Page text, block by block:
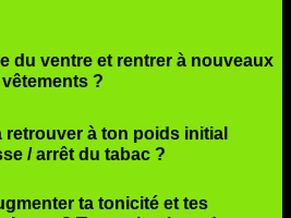
du ventre et rentrer à nouveaux
?
retrouver à ton poids initial
/ arrêt du tabac ?
ta tonicité et tes